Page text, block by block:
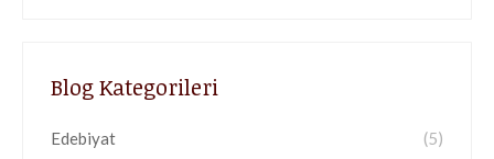
Blog Kategorileri
Edebiyat
(5)